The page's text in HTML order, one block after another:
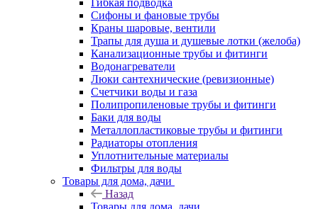
Гибкая подводка
Сифоны и фановые трубы
Краны шаровые, вентили
Трапы для душа и душевые лотки (желоба)
Канализационные трубы и фитинги
Водонагреватели
Люки сантехнические (ревизионные)
Счетчики воды и газа
Полипропиленовые трубы и фитинги
Баки для воды
Металлопластиковые трубы и фитинги
Радиаторы отопления
Уплотнительные материалы
Фильтры для воды
Товары для дома, дачи
Назад
Товары для дома, дачи